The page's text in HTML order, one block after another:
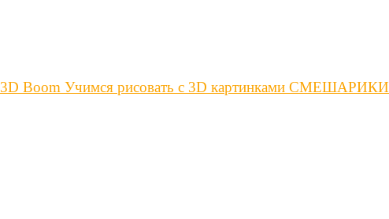
3D Boom Учимся рисовать с 3D картинками СМЕШАРИКИ